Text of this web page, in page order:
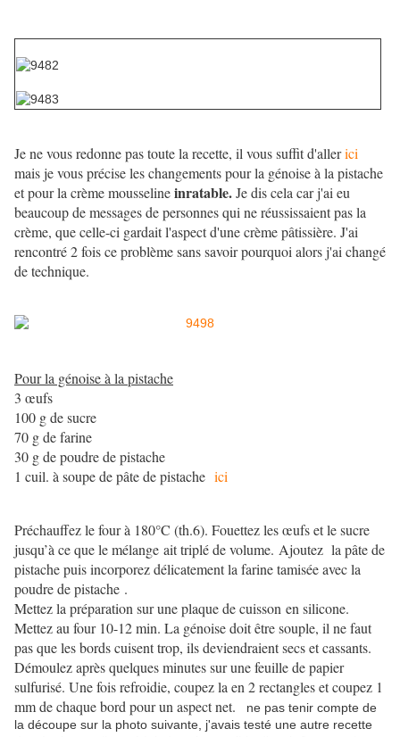
Je ne vous redonne pas toute la recette, il vous suffit d'allerici
mais je vous précise les changements pour la génoise à la pistache
et pour la crème mousselineinratable.Je dis cela car j'ai eu
beaucoup de messages de personnes qui ne réussissaient pas la
crème, que celle-ci gardait l'aspect d'une crème pâtissière. J'ai
rencontré 2 fois ce problème sans savoir pourquoi alors j'ai changé
de technique.
Pour la génoise à la pistache
3 œufs
100 g de sucre
70 g de farine
30 g de poudre de pistache
1 cuil. à soupe de pâte de pistache ici
Préchauffez le four à 180°C (th.6). Fouettez les œufs et le sucre
jusqu’à ce que le mélange ait triplé de volume. Ajoutez la pâte de
pistache puis incorporez délicatement la farine tamisée avec la
poudre de pistache .
Mettez la préparation sur une plaque de cuisson en silicone.
Mettez au four 10-12 min. La génoise doit être souple, il ne faut
pas que les bords cuisent trop, ils deviendraient secs et cassants.
Démoulez après quelques minutes sur une feuille de papier
sulfurisé. Une fois refroidie, coupez la en 2 rectangles et coupez 1
mm de chaque bord pour un aspect net. ne pas tenir compte de
la découpe sur la photo suivante, j'avais testé une autre recette